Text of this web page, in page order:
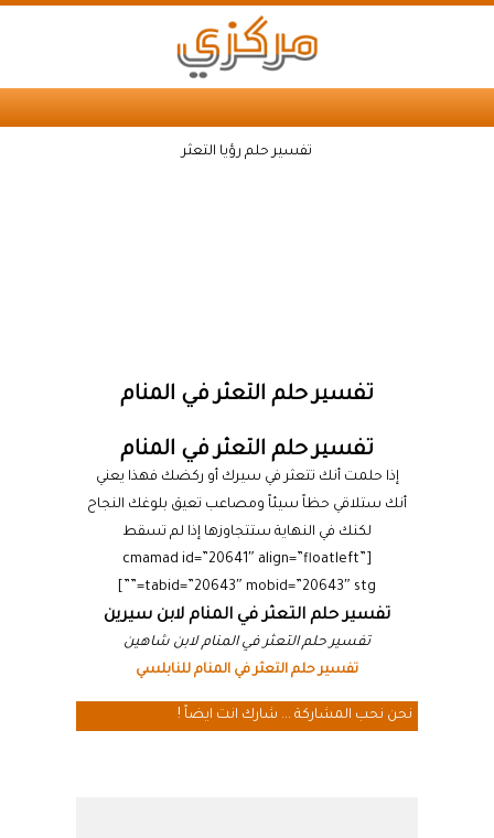
تفسير حلم رؤيا التعثر
تفسير حلم التعثر في المنام
تفسير حلم التعثر في المنام
إذا حلمت أنك تتعثر في سيرك أو ركضك فهذا يعني
أنك ستلاقي حظاً سيئاً ومصاعب تعيق بلوغك النجاح
لكنك في النهاية ستتجاوزها إذا لم تسقط
[cmamad id=”20641″ align=”floatleft”
tabid=”20643″ mobid=”20643″ stg=””]
تفسير حلم التعثر في المنام لابن سيرين
تفسير حلم التعثر في المنام لابن شاهين
تفسير حلم التعثر في المنام للنابلسي
نحن نحب المشاركة ... شارك انت ايضاً !